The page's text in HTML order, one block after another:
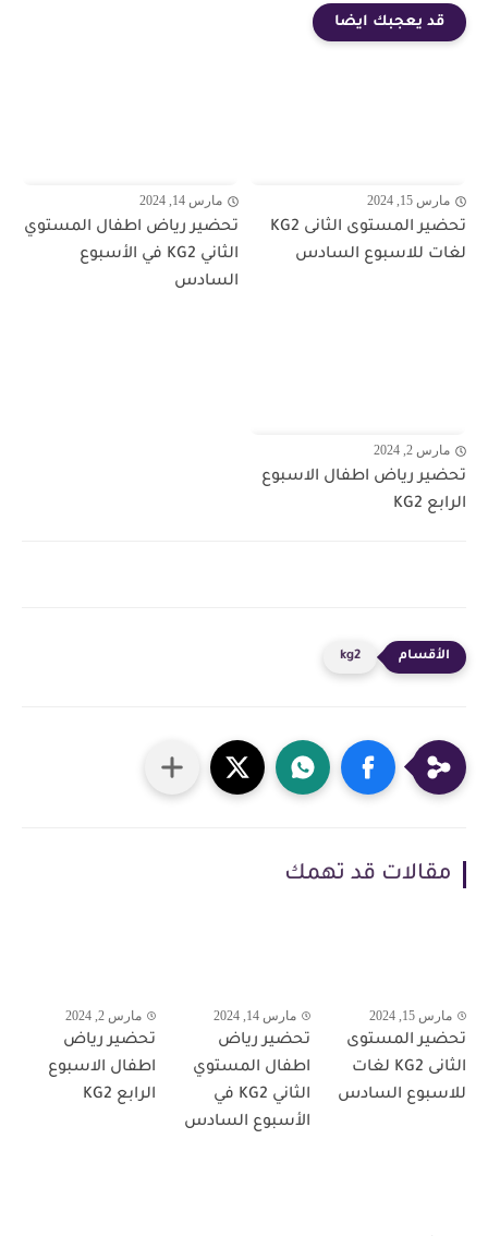
قد يعجبك ايضا
مارس 15, 2024
تحضير المستوى الثانى KG2
لغات للاسبوع السادس
مارس 14, 2024
تحضير رياض اطفال المستوي
الثاني KG2 في الأسبوع
السادس
مارس 2, 2024
تحضير رياض اطفال الاسبوع
الرابع KG2
kg2
مقالات قد تهمك
مارس 15, 2024
تحضير المستوى
الثانى KG2 لغات
للاسبوع السادس
مارس 14, 2024
تحضير رياض
اطفال المستوي
الثاني KG2 في
الأسبوع السادس
مارس 2, 2024
تحضير رياض
اطفال الاسبوع
الرابع KG2